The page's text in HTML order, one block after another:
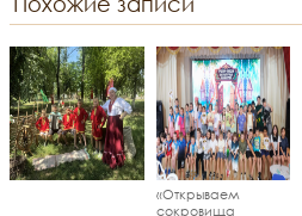
«Открываем
сокровища